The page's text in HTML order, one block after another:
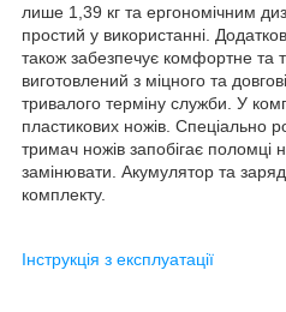
лише 1,39 кг та ергономічним
простий у використанні.
також забезпечує комфортне та
виготовлений з міцного та
тривалого терміну служби. У
пластикових ножів. Спеціально
тримач ножів запобігає поломці
замінювати. Акумулятор та
комплекту.
Інструкція з експлуатації